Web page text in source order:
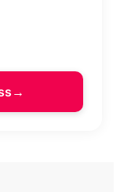
覽）
）
→